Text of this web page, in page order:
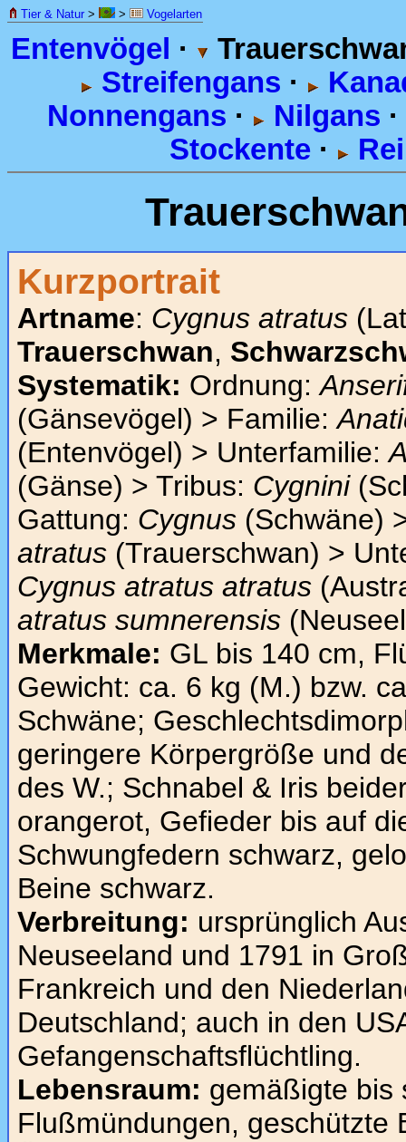
Tier & Natur > > Vogelarten
Entenvögel ·
Streifengans ·
Nonnengans · Nilgans ·
Stockente·
Kurzportrait
Artname: Cygnus atratus
Trauerschwan,
Systematik: Ordnung:
(Gänsevögel) > Familie:
(Entenvögel) > Unterfamilie:
(Gänse) > Tribus: Cygnini
Gattung: Cygnus (Schwäne)
atratus (Trauerschwan) >
Cygnus atratus atratus
atratus sumnerensis
Merkmale: GL bis 140 cm,
Gewicht: ca. 6 kg (M.) bzw.
Schwäne;
geringere Körpergröße und
des W.; Schnabel & Iris
orangerot, Gefieder bis auf
Schwungfedern schwarz,
Beine schwarz.
Verbreitung: ursprünglich
Neuseeland und 1791 in
Frankreich und den
Deutschland; auch in den
Gefangenschaftsflüchtling.
Lebensraum: gemäßigte bis
Flußmündungen, geschützte